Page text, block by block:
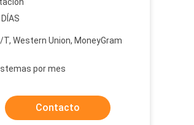
T, Western Union, MoneyGram
por mes
Contacto